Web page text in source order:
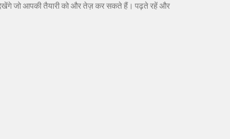
देखेंगे जो आपकी तैयारी को और तेज़ कर सकते हैं। पढ़ते रहें और